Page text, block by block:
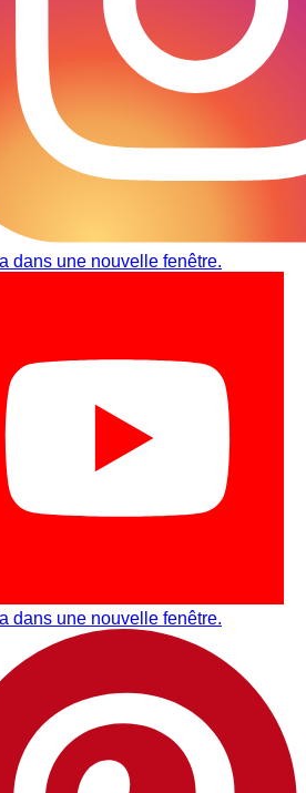
dans une nouvelle fenêtre.
dans une nouvelle fenêtre.